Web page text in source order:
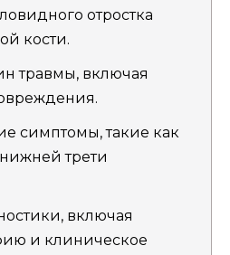
отростка
кости.
травмы, включая
симптомы, такие как
трети
включая
и клиническое